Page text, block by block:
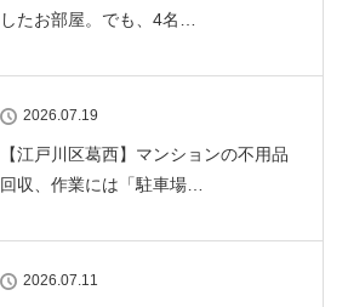
したお部屋。でも、4名…
2026.07.19
【江戸川区葛西】マンションの不用品
回収、作業には「駐車場…
2026.07.11